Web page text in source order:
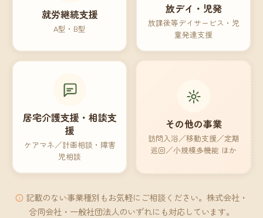
就労継続支援
A型・B型
放デイ・児発
放課後等デイサービス・児
童発達支援
居宅介護支援・相談支
援
ケアマネ／計画相談・障害
児相談
その他の事業
訪問入浴／移動支援／定期
巡回／小規模多機能 ほか
記載のない事業種別もお気軽にご相談ください。株式会社・
合同会社・一般社団法人のいずれにも対応しています。